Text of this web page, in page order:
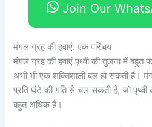
Join Our
मंगल ग्रह की हवाएं: एक परिचय
मंगल ग्रह की हवाएं पृथ्वी की तुलना में बहुत
अभी भी एक शक्तिशाली बल हो सकती हैं।
प्रति घंटे की गति से चल सकती हैं, जो
बहुत अधिक है।